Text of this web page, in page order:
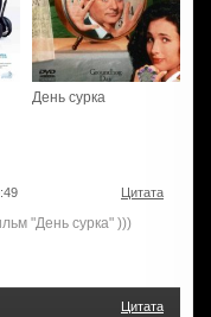
День сурка
Цитата
"День сурка" )))
Цитата